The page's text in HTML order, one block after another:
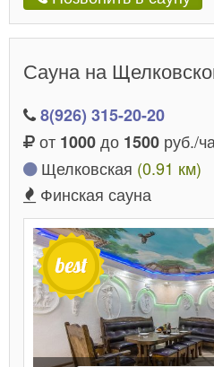
Сауна на
8(926) 315-20-20
от 1000до 1500 руб./
Щелковская (0.91 км)
Финская сауна